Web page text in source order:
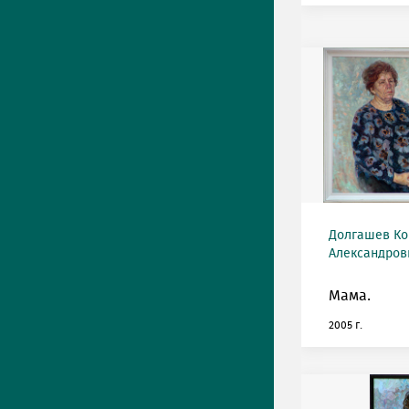
Долгашев
Мама.
2005 г.